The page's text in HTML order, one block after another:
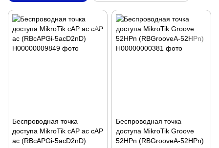
Беспроводная точка
доступа MikroTik cAP ac cAP
ac (RBcAPGi-5acD2nD)
Беспроводная точка
доступа MikroTik Groove
52HPn (RBGrooveA-52HPn)